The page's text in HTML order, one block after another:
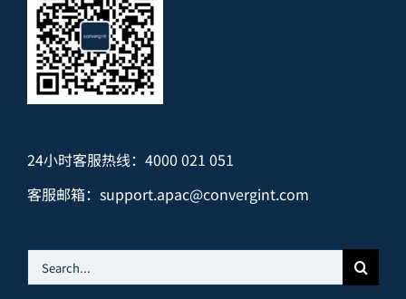
24小时客服热线：4000 021 051
客服邮箱： support.apac@convergint.com
Search
for: